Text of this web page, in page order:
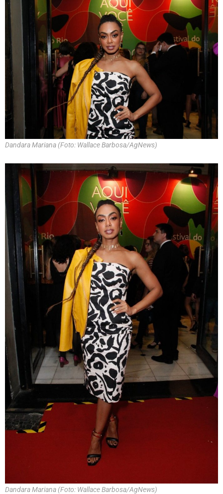
Dandara Mariana (Foto: Wallace Barbosa/AgNews)
Dandara Mariana (Foto: Wallace Barbosa/AgNews)